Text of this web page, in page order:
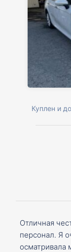
Куплен и
Отличная
персонал. Я
осматривала